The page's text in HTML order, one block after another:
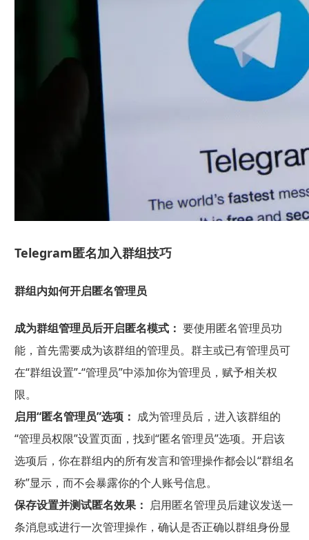
Telegram匿名加入群组技巧
群组内如何开启匿名管理员
成为群组管理员后开启匿名模式： 要使用匿名管理员功
能，首先需要成为该群组的管理员。群主或已有管理员可
在“群组设置”-“管理员”中添加你为管理员，赋予相关权
限。
启用“匿名管理员”选项： 成为管理员后，进入该群组的
“管理员权限”设置页面，找到“匿名管理员”选项。开启该
选项后，你在群组内的所有发言和管理操作都会以“群组名
称”显示，而不会暴露你的个人账号信息。
保存设置并测试匿名效果： 启用匿名管理员后建议发送一
条消息或进行一次管理操作，确认是否正确以群组身份显